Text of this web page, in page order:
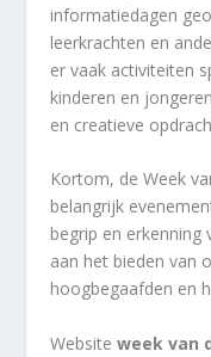
informatiedagen
leerkrachten en
er vaak activiteiten
kinderen en
en creatieve
Kortom, de Week
belangrijk
begrip en
aan het bieden van
hoogbegaafden en
Websiteweek van